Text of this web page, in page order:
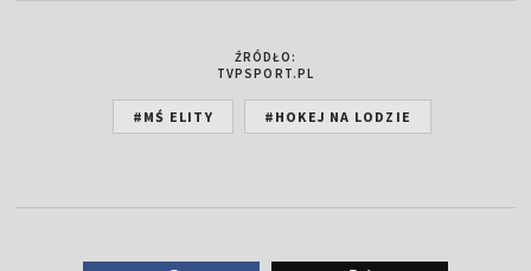
ŹRÓDŁO:
TVPSPORT.PL
#MŚ ELITY #HOKEJ NA LODZIE